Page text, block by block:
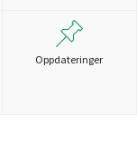
Oppdateringer